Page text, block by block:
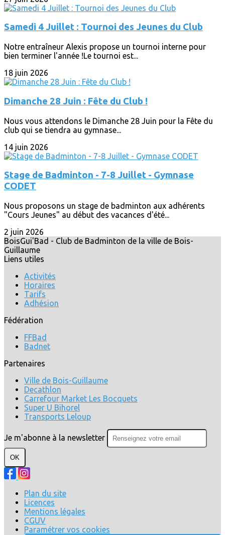
Samedi 4 Juillet : Tournoi des Jeunes du Club
Notre entraîneur Alexis propose un tournoi interne pour
bien terminer l'année !Le tournoi est...
18 juin 2026
Dimanche 28 Juin : Fête du Club !
Nous vous attendons le Dimanche 28 Juin pour la Fête du
club qui se tiendra au gymnase...
14 juin 2026
Stage de Badminton - 7-8 Juillet - Gymnase
CODET
Nous proposons un stage de badminton aux adhérents
"Cours Jeunes" au début des vacances d'été...
2 juin 2026
BoisGui'Bad - Club de Badminton de la ville de Bois-
Guillaume
Liens utiles
Activités
Horaires
Tarifs
Adhésion
Fédération
FFBad
Badnet
Partenaires
Ville de Bois-Guillaume
Decathlon
Carrefour Market Les Bocquets
Super U Bihorel
Transports Leloup
Je m'abonne à la newsletter
OK
Plan du site
Licences
Mentions légales
CGUV
Paramétrer vos cookies